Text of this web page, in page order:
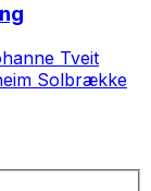
Tveit
Solbrække